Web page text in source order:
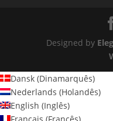
Designed by
Dansk (Dinamarquês)
Nederlands (Holandês)
English (Inglês)